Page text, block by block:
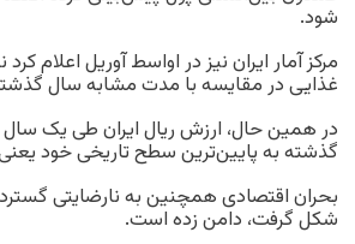
شود.
غذایی در مقایسه با مدت مشابه سال گذشته از ۱۱۵ درصد عبور
در همین حال، ارزش ریال ایران طی یک
گذشته به پایین‌ترین سطح تاریخی خود یعنی هر دلار آمریکا
بحران اقتصادی همچنین به نارضایتی
شکل گرفت، دامن زده است.